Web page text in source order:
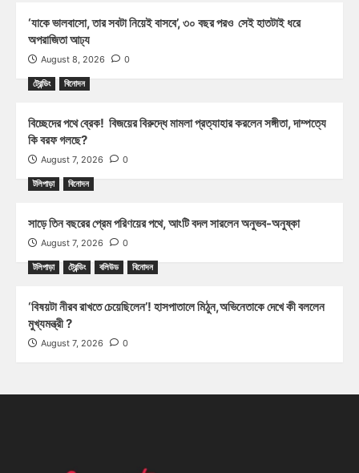
‘যাকে ভালবাসো, তার সবটা নিয়েই বাসবে’, ৩০ বছর পরও সেই হাতটাই ধরে
অপরাজিতা আঢ্য
August 8, 2026 0
ট্রেন্ডিং বিনোদন
বিচ্ছেদের পথে ব্রেক! বিজয়ের বিরুদ্ধে মামলা প্রত্যাহার করলেন সঙ্গীতা, দাম্পত্যে
কি বরফ গলছে?
August 7, 2026 0
টলিপাড়া বিনোদন
সাড়ে তিন বছরের প্রেম পরিণয়ের পথে, আংটি বদল সারলেন অনুভব-অনুষ্কা
August 7, 2026 0
টলিপাড়া ট্রেন্ডিং বলিউড বিনোদন
‘বিষয়টা নীরব রাখতে চেয়েছিলেন’! হাসপাতালে মিঠুন,অভিনেতাকে দেখে কী বললেন
মুখ্যমন্ত্রী ?
August 7, 2026 0